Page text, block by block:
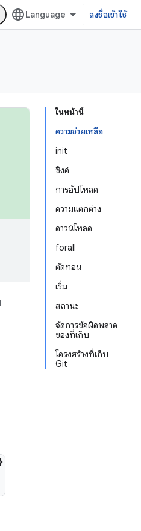
ลงชื่อเข้าใช้
ในหน้านี้
ความช่วยเหลือ
init
ซิงค์
การอัปโหลด
ความแตกต่าง
ดาวน์โหลด
forall
ตัดทอน
เริ่ม
สถานะ
จัดการข้อผิดพลาด
ของที่เก็บ
โครงสร้างที่เก็บ
Git